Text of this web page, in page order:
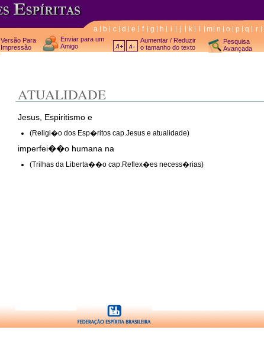
a b c d e f g h i j k m n o p q r
Versão Para
Impressão
Enviar para um
Amigo
Aumentar / Reduzir
o tamanho do texto
Pesquisa
Avançada
ATUALIDADE
Jesus, Espiritismo e
(Religi�o dos Esp�ritos cap.Jesus e atualidade)
imperfei��o humana na
(Trilhas da Liberta��o cap.Reflex�es necess�rias)